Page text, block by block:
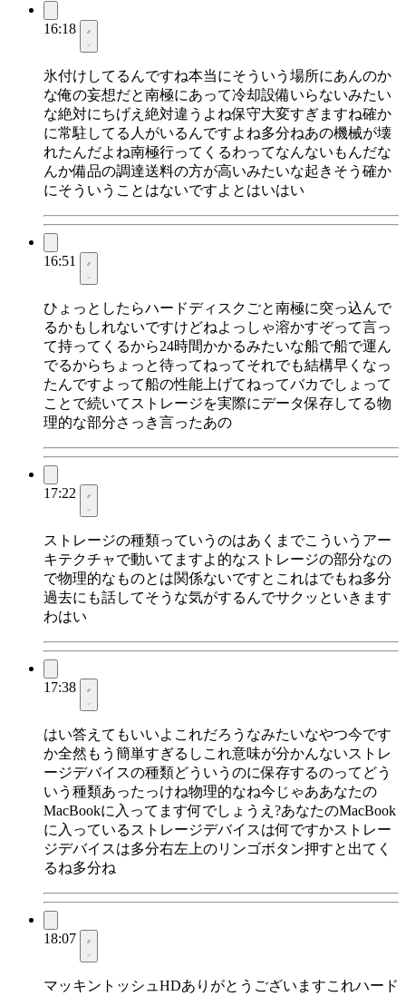
16:18
氷付けしてるんですね本当にそういう場所にあんのか
な俺の妄想だと南極にあって冷却設備いらないみたい
な絶対にちげえ絶対違うよね保守大変すぎますね確か
に常駐してる人がいるんですよね多分ねあの機械が壊
れたんだよね南極行ってくるわってなんないもんだな
んか備品の調達送料の方が高いみたいな起きそう確か
にそういうことはないですよとはいはい
16:51
ひょっとしたらハードディスクごと南極に突っ込んで
るかもしれないですけどねよっしゃ溶かすぞって言っ
て持ってくるから24時間かかるみたいな船で船で運ん
でるからちょっと待ってねってそれでも結構早くなっ
たんですよって船の性能上げてねってバカでしょって
ことで続いてストレージを実際にデータ保存してる物
理的な部分さっき言ったあの
17:22
ストレージの種類っていうのはあくまでこういうアー
キテクチャで動いてますよ的なストレージの部分なの
で物理的なものとは関係ないですとこれはでもね多分
過去にも話してそうな気がするんでサクッといきます
わはい
17:38
はい答えてもいいよこれだろうなみたいなやつ今です
か全然もう簡単すぎるしこれ意味が分かんないストレ
ージデバイスの種類どういうのに保存するのってどう
いう種類あったっけね物理的なね今じゃああなたの
MacBookに入ってます何でしょうえ?あなたのMacBook
に入っているストレージデバイスは何ですかストレー
ジデバイスは多分右左上のリンゴボタン押すと出てく
るね多分ね
18:07
マッキントッシュHDありがとうございますこれハード